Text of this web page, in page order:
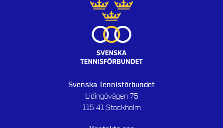
Svenska Tennisförbundet
Lidingövägen 75
115 41 Stockholm